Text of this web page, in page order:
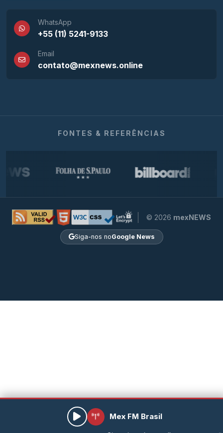
WhatsApp
+55 (11) 5241-9133
Email
contato@mexnews.online
FONTES & REFERÊNCIAS
© 2026 mexNEWS
Siga-nos noGoogle News
Mex FM Brasil